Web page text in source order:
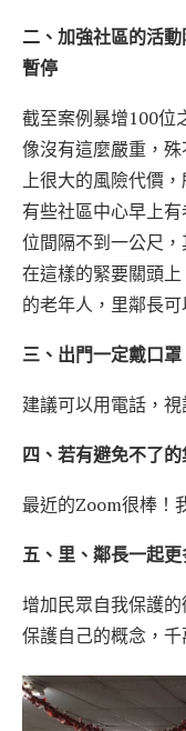
二、加強社區的活
暫停
截至案例暴增100位
像沒有這麼嚴重，
上很大的風險代價
有些社區中心早上
位間隔不到一公尺
在這樣的緊要關頭
的老年人，里鄰長
三、出門一定戴口
建議可以用電話，
四、若有避免不了
最近的Zoom很棒！
五、里、鄰長一起
增加民眾自我保護
保護自己的概念，